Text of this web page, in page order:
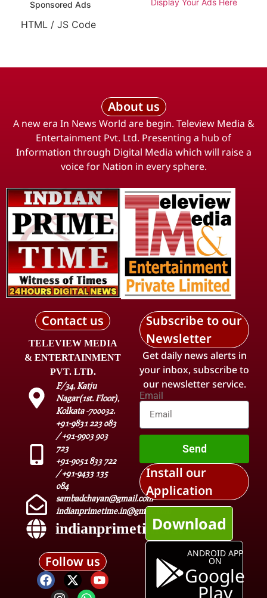
Sponsored Ads
HTML / JS Code
About us
A new era In News World are begin. Teleview Media &
Entertainment Pvt. Ltd. Presenting a hub of
Information through Digital Media which will raise a
voice for Nation in every sphere.
Contact us
TELEVIEW MEDIA
& ENTERTAINMENT
PVT. LTD.
F/34, Katju
Nagar(1st. Floor),
Kolkata -700032.
+91-9831 223 083
/ +91-9903 903
723
+91-9051 833 722
/ +91-9433 135
084
sambadchayan@gmail.com
indianprimetime.in@gmail.com
indianprimetime.in
Follow us
Subscribe to our
Newsletter
Get daily news alerts in
your inbox, subscribe to
our newsletter service.
Email
Send
Install our
Application
Download
ANDROID APP
ON
Google
Play